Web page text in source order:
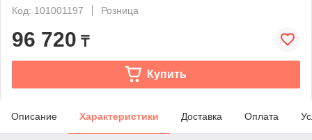
Код: 101001197
Розница
96 720 ₸
Купить
Описание Характеристики Доставка Оплата